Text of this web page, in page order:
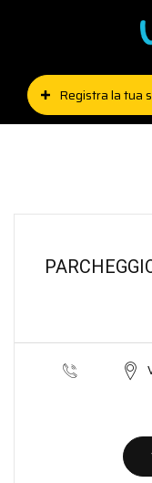
Registra la tua